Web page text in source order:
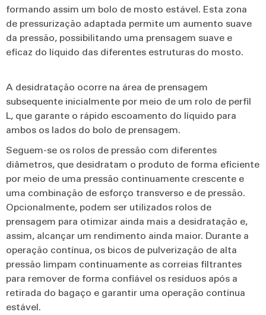
formando assim um bolo de mosto estável. Esta zona
de pressurização adaptada permite um aumento suave
da pressão, possibilitando uma prensagem suave e
eficaz do líquido das diferentes estruturas do mosto.
A desidratação ocorre na área de prensagem
subsequente inicialmente por meio de um rolo de perfil
L, que garante o rápido escoamento do líquido para
ambos os lados do bolo de prensagem.
Seguem-se os rolos de pressão com diferentes
diâmetros, que desidratam o produto de forma eficiente
por meio de uma pressão continuamente crescente e
uma combinação de esforço transverso e de pressão.
Opcionalmente, podem ser utilizados rolos de
prensagem para otimizar ainda mais a desidratação e,
assim, alcançar um rendimento ainda maior. Durante a
operação contínua, os bicos de pulverização de alta
pressão limpam continuamente as correias filtrantes
para remover de forma confiável os resíduos após a
retirada do bagaço e garantir uma operação contínua
estável.